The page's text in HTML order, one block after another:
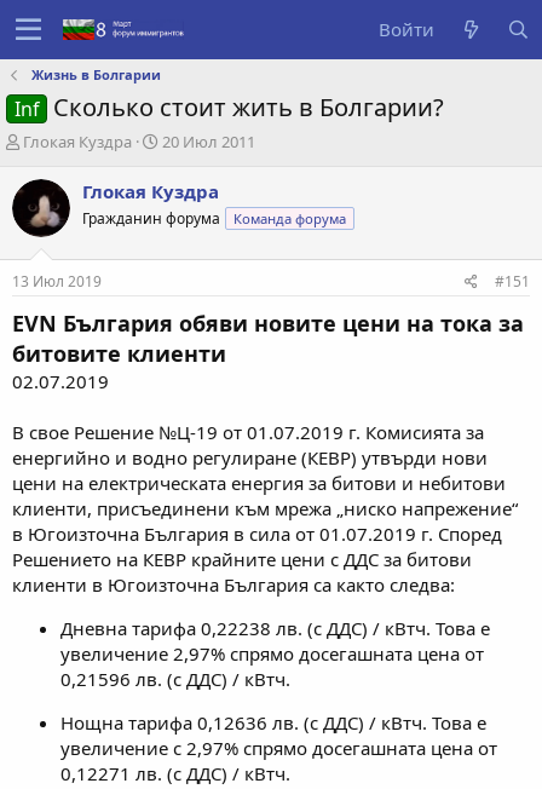
Войти
Жизнь в Болгарии
Inf Сколько стоит жить в Болгарии?
А
т
о
р
е
м
ы
Глокая Куздра
Д
т
а
с
а
н
и
20 Июл 2011
Глокая Куздра
Гражданин форума Команда форума
13 Июл 2019 #151
EVN България обяви новите цени на тока за
битовите клиенти
02.07.2019
В свое Решение №Ц-19 от 01.07.2019 г. Комисията за
енергийно и водно регулиране (КЕВР) утвърди нови
цени на електрическата енергия за битови и небитови
клиенти, присъединени към мрежа „ниско напрежение“
в Югоизточна България в сила от 01.07.2019 г. Според
Решението на КЕВР крайните цени с ДДС за битови
клиенти в Югоизточна България са както следва:
Дневна тарифа 0,22238 лв. (с ДДС) / кВтч. Това е
увеличение 2,97% спрямо досегашната цена от
0,21596 лв. (с ДДС) / кВтч.
Нощна тарифа 0,12636 лв. (с ДДС) / кВтч. Това е
увеличение с 2,97% спрямо досегашната цена от
0,12271 лв. (с ДДС) / кВтч.